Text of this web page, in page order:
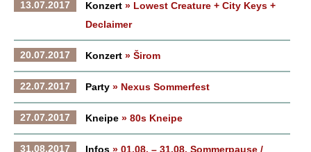
13.07.2017 Konzert » Lowest Creature + City Keys +
Declaimer
20.07.2017 Konzert » Širom
22.07.2017 Party » Nexus Sommerfest
27.07.2017 Kneipe » 80s Kneipe
31.08.2017 Infos » 01.08. – 31.08. Sommerpause /